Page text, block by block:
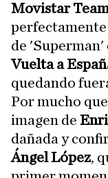
Movistar
perfectamente
de 'Superman'
Vuelta a
quedando
Por mucho
imagen de
dañada y
Ángel López,